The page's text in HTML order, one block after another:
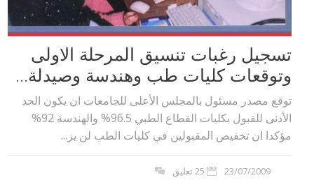
تسجيل رغبات تنسيق المرحلة الاولى
وتوقعات كليات طب وهندسة وصيدلة...
توقع مصدر مسئول بالمجلس الأعلى للجامعات ان يكون الحد
الأدنى للقبول بكليات القطاع الطبي 96.5% والهندسة 92%
مؤكدا ان تخفيص المقبولين في كليات الطب لن يز...
23/07/2009 25 تعليق